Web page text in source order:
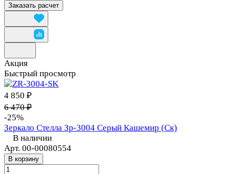
Заказать расчет
Акция
Быстрый просмотр
4 850 ₽
6 470 ₽
-25%
Зеркало Стелла Зр-3004 Серый Кашемир (Ск)
В наличии
Арт. 00-00080554
В корзину